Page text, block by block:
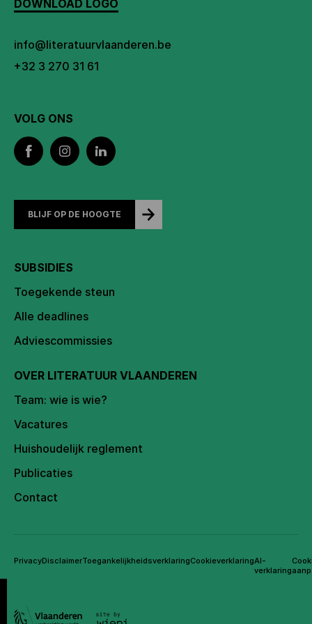
DOWNLOAD LOGO
info@literatuurvlaanderen.be
+32 3 270 31 61
VOLG ONS
BLIJF OP DE HOOGTE
SUBSIDIES
Toegekende steun
Alle deadlines
Adviescommissies
OVER LITERATUUR VLAANDEREN
Team: wie is wie?
Vacatures
Huishoudelijk reglement
Publicaties
Contact
PrivacyDisclaimerToegankelijkheidsverklaringCookieverklaringAI-
verklaring